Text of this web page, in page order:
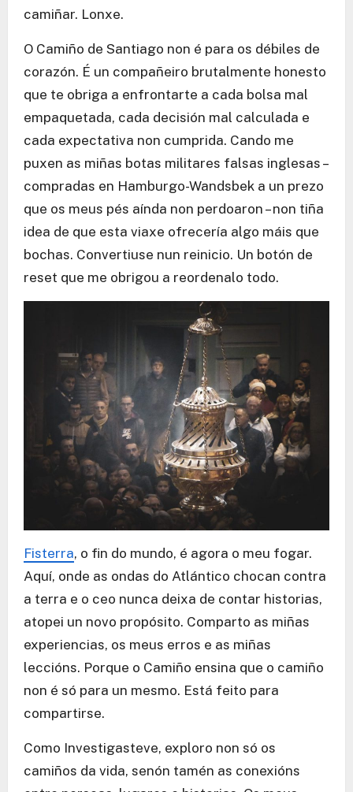
camiñar. Lonxe.
O Camiño de Santiago non é para os débiles de
corazón. É un compañeiro brutalmente honesto
que te obriga a enfrontarte a cada bolsa mal
empaquetada, cada decisión mal calculada e
cada expectativa non cumprida. Cando me
puxen as miñas botas militares falsas inglesas –
compradas en Hamburgo-Wandsbek a un prezo
que os meus pés aínda non perdoaron – non tiña
idea de que esta viaxe ofrecería algo máis que
bochas. Convertiuse nun reinicio. Un botón de
reset que me obrigou a reordenalo todo.
Fisterra, o fin do mundo, é agora o meu fogar.
Aquí, onde as ondas do Atlántico chocan contra
a terra e o ceo nunca deixa de contar historias,
atopei un novo propósito. Comparto as miñas
experiencias, os meus erros e as miñas
leccións. Porque o Camiño ensina que o camiño
non é só para un mesmo. Está feito para
compartirse.
Como Investigasteve, exploro non só os
camiños da vida, senón tamén as conexións